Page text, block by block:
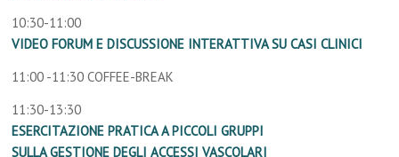
10:30-11:00
VIDEO FORUM E DISCUSSIONE INTERATTIVA SU CASI CLINICI
11:00 -11:30 COFFEE-BREAK
11:30-13:30
ESERCITAZIONE PRATICA A PICCOLI GRUPPI
SULLA GESTIONE DEGLI ACCESSI VASCOLARI